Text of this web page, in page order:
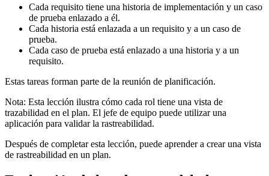
Cada requisito tiene una historia de implementación y un caso
de prueba enlazado a él.
Cada historia está enlazada a un requisito y a un caso de
prueba.
Cada caso de prueba está enlazado a una historia y a un
requisito.
Estas tareas forman parte de la reunión de planificación.
Nota: Esta lección ilustra cómo cada rol tiene una vista de
trazabilidad en el plan. El jefe de equipo puede utilizar una
aplicación para validar la rastreabilidad.
Después de completar esta lección, puede aprender a crear una vista
de rastreabilidad en un plan.